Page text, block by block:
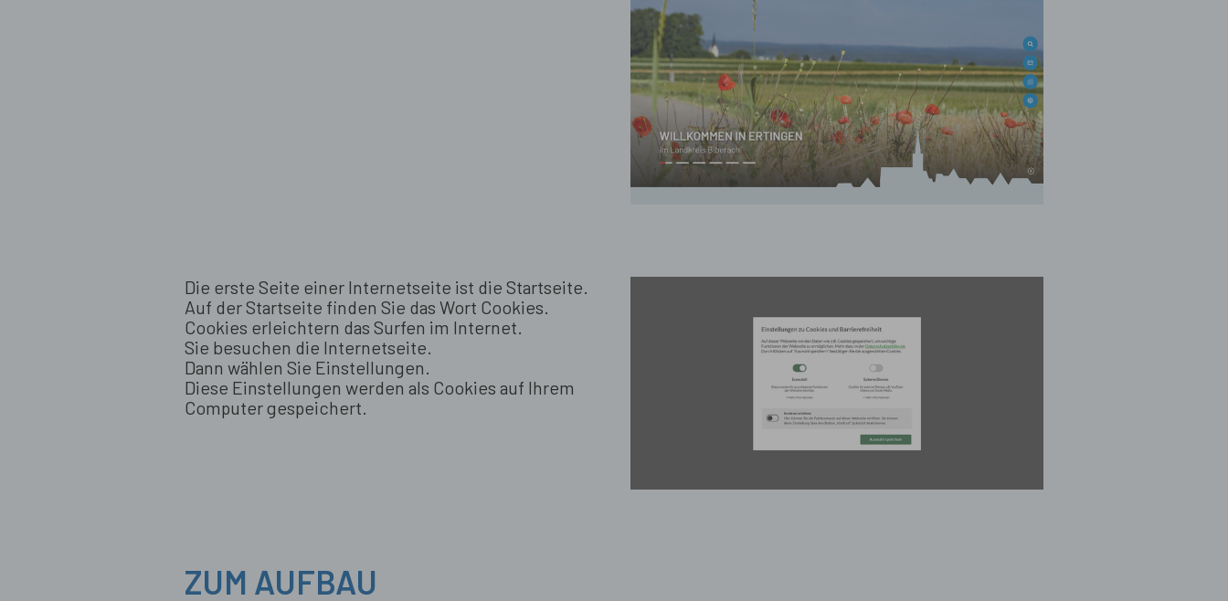
Die erste Seite einer Internetseite ist die Startseite.
Auf der Startseite finden Sie das Wort Cookies.
Cookies erleichtern das Surfen im Internet.
Sie besuchen die Internetseite.
Dann wählen Sie Einstellungen.
Diese Einstellungen werden als Cookies auf Ihrem
Computer gespeichert.
ZUM AUFBAU